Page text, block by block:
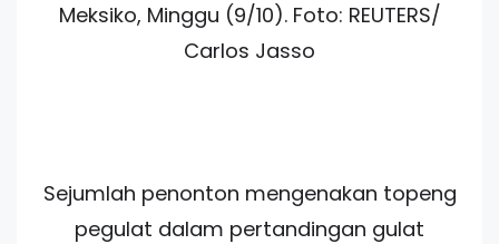
Meksiko, Minggu (9/10). Foto: REUTERS/
Carlos Jasso
Sejumlah penonton mengenakan topeng
pegulat dalam pertandingan gulat